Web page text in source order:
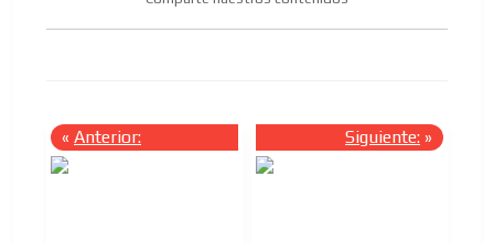
« Anterior: Siguiente: »